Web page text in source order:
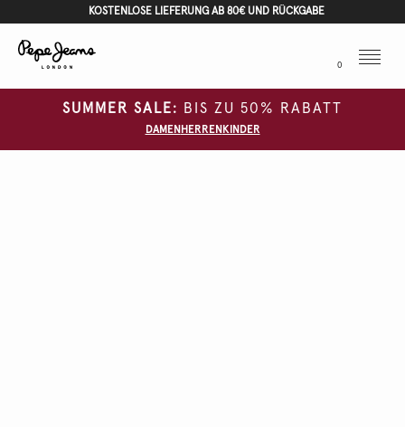
KOSTENLOSE LIEFERUNG AB 80€ UND RÜCKGABE
0
Menu
SUMMER SALE: BIS ZU 50% RABATT
DAMEN HERREN KINDER